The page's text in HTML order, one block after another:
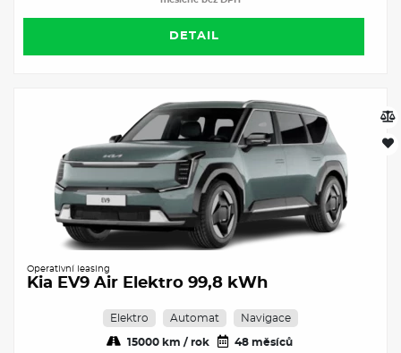
DETAIL
Operativní leasing
Kia EV9 Air Elektro 99,8 kWh
Elektro Automat Navigace
15000 km / rok 48 měsíců